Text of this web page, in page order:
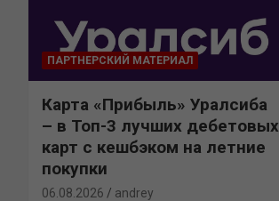
ПАРТНЕРСКИЙ МАТЕРИАЛ
Карта «Прибыль» Уралсиба
– в Топ-3 лучших дебетовых
карт с кешбэком на летние
покупки
06.08.2026 andrey